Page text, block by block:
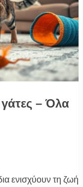
γάτες – Όλα
ενισχύουν τη ζωή